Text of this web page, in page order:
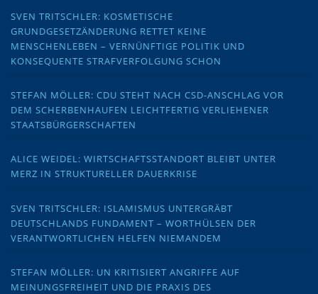
SVEN TRITSCHLER: KOSMETISCHE
GRUNDGESETZÄNDERUNG RETTET KEINE
MENSCHENLEBEN – VERNÜNFTIGE POLITIK UND
KONSEQUENTE STRAFVERFOLGUNG SCHON
STEFAN MÖLLER: CDU STEHT NACH CSD-ANSCHLAG VOR
DEM SCHERBENHAUFEN LEICHTFERTIG VERLIEHENER
STAATSBÜRGERSCHAFTEN
ALICE WEIDEL: WIRTSCHAFTSSTANDORT BLEIBT UNTER
MERZ IN STRUKTURELLER DAUERKRISE
SVEN TRITSCHLER: ISLAMISMUS UNTERGRÄBT
DEUTSCHLANDS FUNDAMENT – WORTHÜLSEN DER
VERANTWORTLICHEN HELFEN NIEMANDEM
STEFAN MÖLLER: UN KRITISIERT ANGRIFFE AUF
MEINUNGSFREIHEIT UND DIE PRAXIS DES